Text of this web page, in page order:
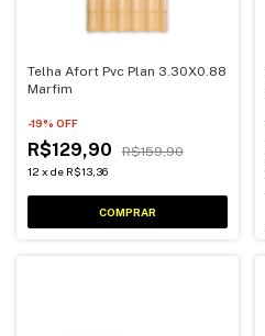
Telha Afort Pvc Plan 3.30X0.88
Marfim
-19% OFF
R$129,90 R$159,90
12 x de R$13,36